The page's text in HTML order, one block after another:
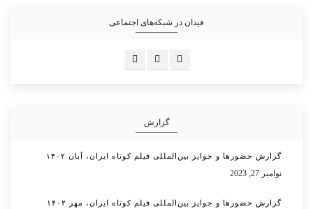
فیدان در شبکه‌های اجتماعی
گزارش
گزارش حضورها و جوایز بین‌المللی فیلم کوتاه ایران، آبان ۱۴۰۲
نوامبر 27, 2023
گزارش حضورها و جوایز بین‌المللی فیلم کوتاه ایران، مهر ۱۴۰۲